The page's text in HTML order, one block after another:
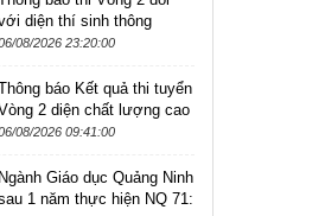
diện thí sinh thông
kỳ tuyển dụng viên
08/2026 23:20:00
báo Kết quả thi tuyển
2 diện chất lượng cao
Nghị định số
dụng...
08/2026 09:41:00
Ngành Giáo dục Quảng Ninh
1 năm thực hiện NQ 71: